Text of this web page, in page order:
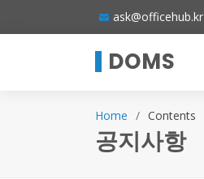
ask@officehub.kr
DOMS
Home Contents
공지사항